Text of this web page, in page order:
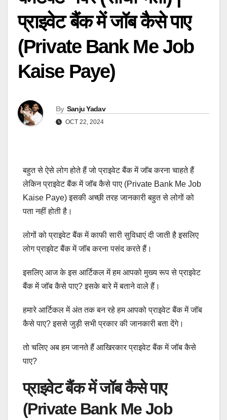
प्राइवेट बैंक में जॉब कैसे पाए
(Private Bank Me Job
Kaise Paye)
By Sanju Yadav
OCT 22, 2024
बहुत से ऐसे लोग होते हैं जो प्राइवेट बैंक में जॉब करना चाहते हैं
लेकिन प्राइवेट बैंक में जॉब कैसे पाए (Private Bank Me Job
Kaise Paye) इसकी अच्छी तरह जानकारी बहुत से लोगों को
पता नहीं होती है।
लोगों को प्राइवेट बैंक में काफी सारी सुविधाएं दी जाती है इसलिए
लोग प्राइवेट बैंक में जॉब करना पसंद करते हैं।
इसलिए आज के इस आर्टिकल में हम आपको मुख्य रूप से प्राइवेट
बैंक में जॉब कैसे पाए? इसके बारे में बताने वाले हैं।
हमारे आर्टिकल में अंत तक बन रहे हम आपको प्राइवेट बैंक में जॉब
कैसे पाए? इससे जुड़ी सभी प्रकार की जानकारी बता देंगे।
तो चलिए अब हम जानते हैं आखिरकार प्राइवेट बैंक में जॉब कैसे
पाए?
प्राइवेट बैंक में जॉब कैसे पाए
(Private Bank Me Job